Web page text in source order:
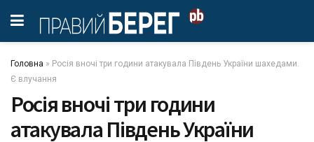
Головна » Росія вночі три години атакувала Південь України шахедами.
Є влучання
Росія вночі три години
атакувала Південь України